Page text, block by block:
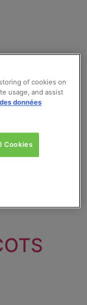
of cookies on
usage, and assist
données
Cookies